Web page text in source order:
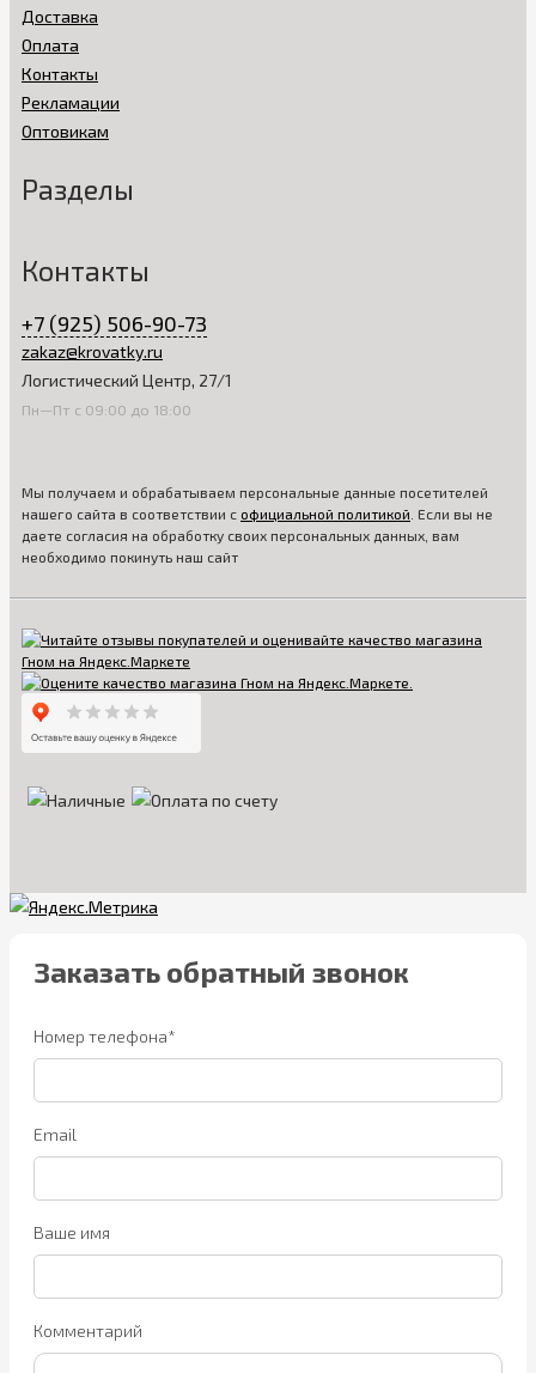
Доставка
Оплата
Контакты
Рекламации
Оптовикам
Разделы
Контакты
+7 (925) 506-90-73
zakaz@krovatky.ru
Логистический Центр, 27/1
Пн—Пт с 09:00 до 18:00
Мы получаем и обрабатываем персональные данные посетителей
нашего сайта в соответствии с официальной политикой . Если вы не
даете согласия на обработку своих персональных данных, вам
необходимо покинуть наш сайт
Заказать обратный звонок
Номер телефона*
Email
Ваше имя
Комментарий